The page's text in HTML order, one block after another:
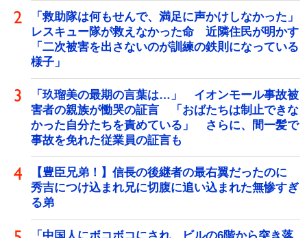
「救助隊は何もせんで、満足に声かけしなかった」
レスキュー隊が救えなかった命 近隣住民が明かす
「二次被害を出さないのが訓練の鉄則になっている
様子」
「玖瑠美の最期の言葉は…」 イオンモール事故被
害者の親族が慟哭の証言 「おばたちは制止できな
かった自分たちを責めている」 さらに、間一髪で
事故を免れた従業員の証言も
【豊臣兄弟！】信長の後継者の最右翼だったのに
秀吉につけ込まれ兄に切腹に追い込まれた無惨すぎ
る弟